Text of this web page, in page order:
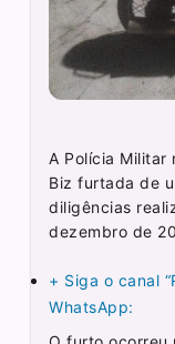
A Polícia Militar
Biz furtada de
diligências
dezembro de
+ Siga o canal
WhatsApp: